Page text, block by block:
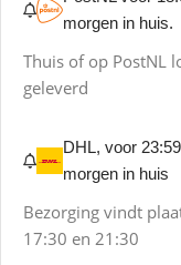
morgen in huis.
Thuis of op PostNL
geleverd
DHL, voor
morgen in huis
Bezorging vindt
17:30 en 21:30